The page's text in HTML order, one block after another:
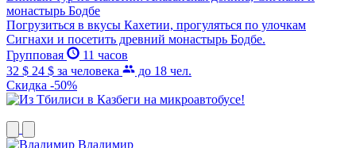
монастырь Бодбе
Погрузиться в вкусы Кахетии, прогуляться по улочкам
Сигнахи и посетить древний монастырь Бодбе.
Групповая
11 часов
32 $ 24 $ за человека
до 18 чел.
Скидка -50%
Владимир